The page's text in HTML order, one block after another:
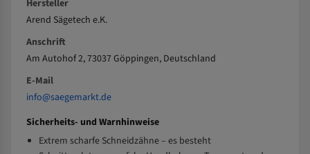
Hersteller
Arend Sägetech e.K.
Anschrift
Am Autohof 2, 73037 Göppingen, Deutschland
E-Mail
info@saegemarkt.de
Sicherheits- und Warnhinweise
Extrem scharfe Schneidzähne – es besteht